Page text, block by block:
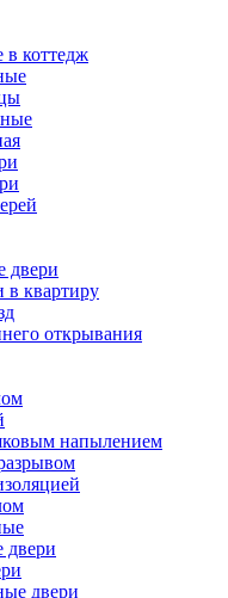
в коттедж
двери
в квартиру
открывания
напылением
двери
двери